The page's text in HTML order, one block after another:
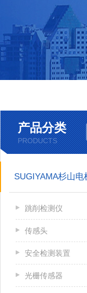
产品分类
PRODUCTS
SUGIYAMA杉山电
跳削检测仪
传感头
安全检测装置
光栅传感器